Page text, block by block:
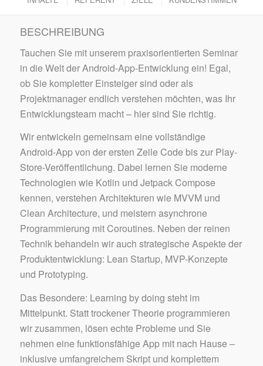
BESCHREIBUNG
Tauchen Sie mit unserem praxisorientierten Seminar
in die Welt der Android-App-Entwicklung ein! Egal,
ob Sie kompletter Einsteiger sind oder als
Projektmanager endlich verstehen möchten, was Ihr
Entwicklungsteam macht – hier sind Sie richtig.
Wir entwickeln gemeinsam eine vollständige
Android-App von der ersten Zeile Code bis zur Play-
Store-Veröffentlichung. Dabei lernen Sie moderne
Technologien wie Kotlin und Jetpack Compose
kennen, verstehen Architekturen wie MVVM und
Clean Architecture, und meistern asynchrone
Programmierung mit Coroutines. Neben der reinen
Technik behandeln wir auch strategische Aspekte der
Produktentwicklung: Lean Startup, MVP-Konzepte
und Prototyping.
Das Besondere: Learning by doing steht im
Mittelpunkt. Statt trockener Theorie programmieren
wir zusammen, lösen echte Probleme und Sie
nehmen eine funktionsfähige App mit nach Hause –
inklusive umfangreichem Skript und komplettem